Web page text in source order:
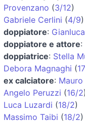
Provenzano (3/12)
Gabriele Cerlini (4/9)
doppiatore:
doppiatore e attore:
doppiatrice: Stella
Debora Magnaghi (
ex calciatore:
Angelo Peruzzi (16/2)
Luca Luzardi (18/2)
Massimo Taibi (18/2)